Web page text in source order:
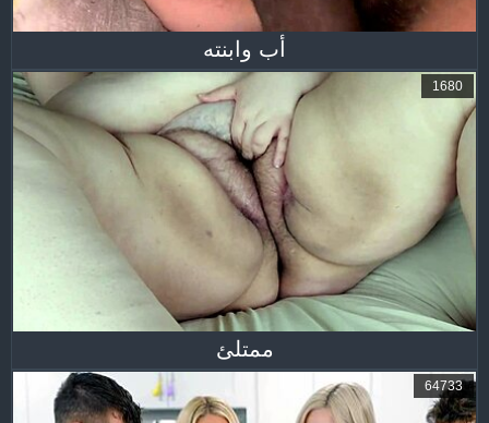
أب وابنته
1680
ممتلئ
64733